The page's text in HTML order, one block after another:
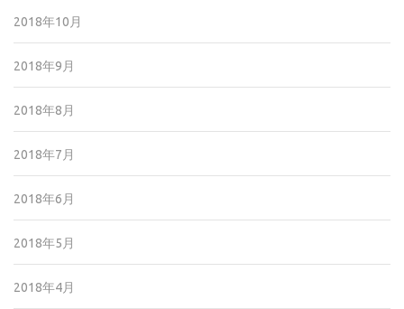
2018年10月
2018年9月
2018年8月
2018年7月
2018年6月
2018年5月
2018年4月